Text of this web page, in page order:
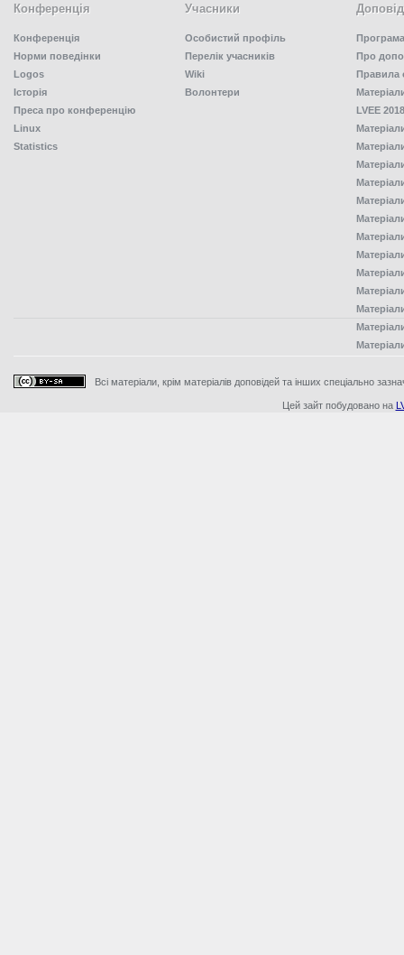
Конференція
Конференція
Норми поведінки
Logos
Історія
Преса про конференцію
Linux
Statistics
Учасники
Особистий профіль
Перелік учасників
Wiki
Волонтери
Про
Правила
LVEE
Всі матеріали, крім матеріалів доповідей та інших спеціально
Цей зайт побудовано на